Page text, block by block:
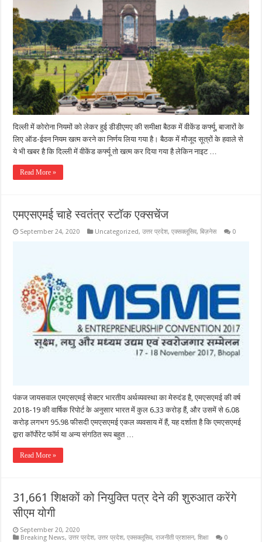
दिल्ली में कोरोना नियमों को लेकर हुई डीडीएमए की समीक्षा बैठक में वीकेंड कर्फ्यू, बाजारों के
लिए ऑड-ईवन नियम खत्म करने का निर्णय लिया गया है। बैठक में मौजूद सूत्रों के हवाले से
ये भी खबर है कि दिल्ली में वीकेंड कर्फ्यू तो खत्म कर दिया गया है लेकिन नाइट …
Read More »
एमएसएमई चाहे स्वतंत्र स्टॉक एक्सचेंज
September 24, 2020 Uncategorized,उत्तर प्रदेश,एक्सक्लूसिव,बिज़नेस 0
पंकज जायसवाल एमएसएमई सेक्टर भारतीय अर्थव्यवस्था का मेरुदंड है, एमएसएमई की वर्ष
2018-19 की वार्षिक रिपोर्ट के अनुसार भारत में कुल 6.33 करोड़ हैं, और उसमें से 6.08
करोड़ लगभग 95.98 फीसदी एमएसएमई एकल व्यवसाय में हैं, यह दर्शाता है कि एमएसएमई
द्वारा कॉर्पोरेट फॉर्म या अन्य संगठित रूप बहुत …
Read More »
31,661 शिक्षकों को नियुक्ति पत्र देने की शुरुआत करेंगे
सीएम योगी
September 20, 2020
Breaking News,उत्तर प्रदेश,उत्तर प्रदेश,एक्सक्लूसिव,राजनीती प्रशासन,शिक्षा 0